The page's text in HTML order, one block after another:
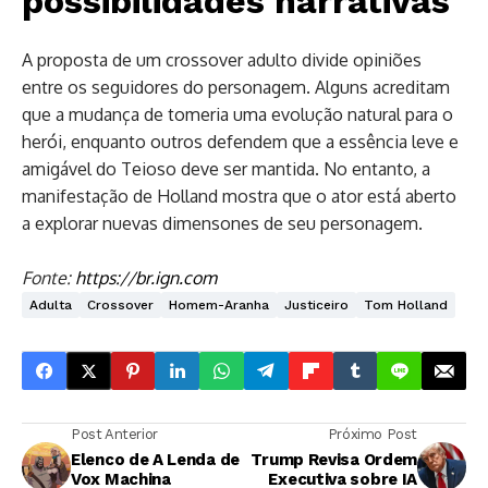
A proposta de um crossover adulto divide opiniões
entre os seguidores do personagem. Alguns acreditam
que a mudança de tomeria uma evolução natural para o
herói, enquanto outros defendem que a essência leve e
amigável do Teioso deve ser mantida. No entanto, a
manifestação de Holland mostra que o ator está aberto
a explorar nuevas dimensones de seu personagem.
Fonte: https://br.ign.com
Adulta Crossover Homem-Aranha Justiceiro Tom Holland
Post Anterior
Elenco de A Lenda de
Vox Machina
Próximo Post
Trump Revisa Ordem
Executiva sobre IA